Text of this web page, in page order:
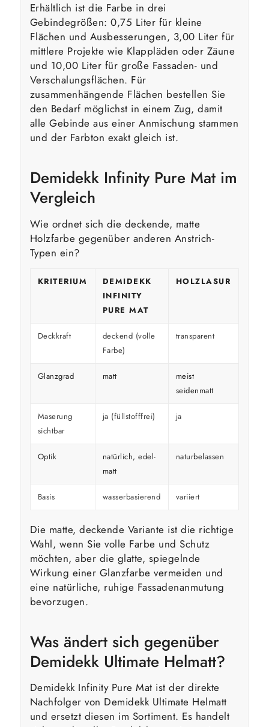
Erhältlich ist die Farbe in drei
Gebindegrößen: 0,75 Liter für kleine
Flächen und Ausbesserungen, 3,00 Liter für
mittlere Projekte wie Klappläden oder Zäune
und 10,00 Liter für große Fassaden- und
Verschalungsflächen. Für
zusammenhängende Flächen bestellen Sie
den Bedarf möglichst in einem Zug, damit
alle Gebinde aus einer Anmischung stammen
und der Farbton exakt gleich ist.
Demidekk Infinity Pure Mat im
Vergleich
Wie ordnet sich die deckende, matte
Holzfarbe gegenüber anderen Anstrich-
Typen ein?
KRITERIUM
DEMIDEKK
INFINITY
PURE MAT
HOLZLASUR
Deckkraft
deckend (volle
Farbe)
transparent
Glanzgrad matt
meist
seidenmatt
Maserung
sichtbar
ja (füllstofffrei) ja
Optik
natürlich, edel-
matt
naturbelassen
Basis wasserbasierend variiert
Die matte, deckende Variante ist die richtige
Wahl, wenn Sie volle Farbe und Schutz
möchten, aber die glatte, spiegelnde
Wirkung einer Glanzfarbe vermeiden und
eine natürliche, ruhige Fassadenanmutung
bevorzugen.
Was ändert sich gegenüber
Demidekk Ultimate Helmatt?
Demidekk Infinity Pure Mat ist der direkte
Nachfolger von Demidekk Ultimate Helmatt
und ersetzt diesen im Sortiment. Es handelt